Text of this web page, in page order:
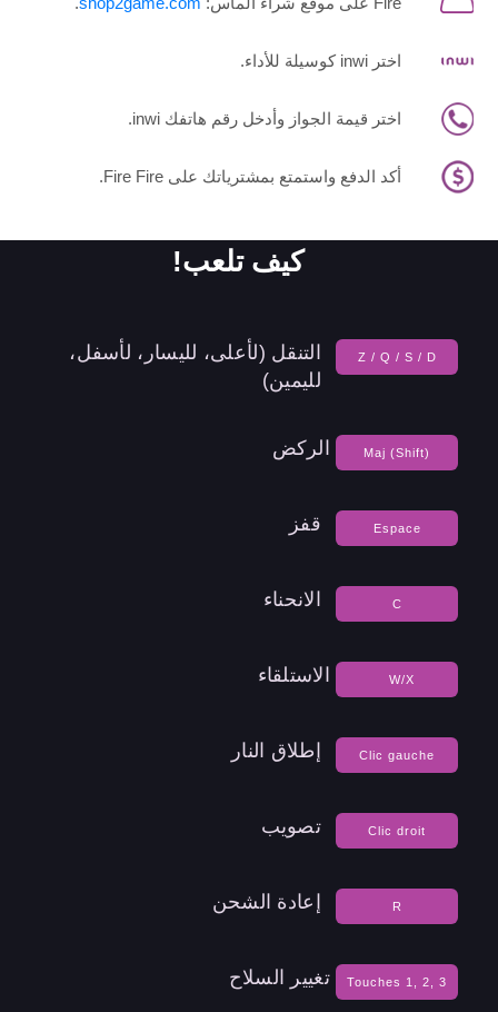
اختر inwi كوسيلة للأداء.
اختر قيمة الجواز وأدخل رقم هاتفك inwi.
أكد الدفع واستمتع بمشترياتك على Fire Fire.
كيف تلعب!
Z / Q / S / D
التنقل (لأعلى، لليسار، لأسفل،
لليمين)
Maj (Shift) الركض
Espace قفز
C الانحناء
W/X الاستلقاء
Clic gauche إطلاق النار
Clic droit تصويب
R إعادة الشحن
Touches 1, 2, 3 تغيير السلاح